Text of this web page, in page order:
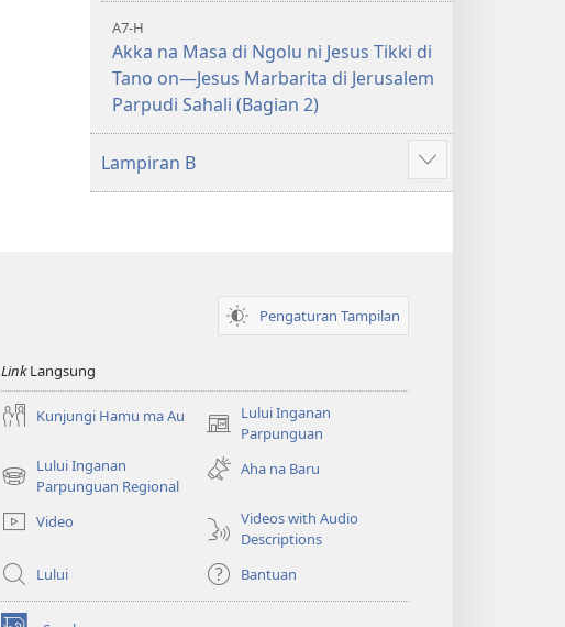
A7-H
Akka na Masa di Ngolu ni Jesus Tikki di
Tano on—Jesus Marbarita di Jerusalem
Parpudi Sahali (Bagian 2)
Lampiran B
Patudu
na
Pengaturan Tampilan
LinkLangsung
Kunjungi Hamu ma Au
Lului Inganan
Parpunguan
(opens
new
window)
Lului Inganan
Parpunguan Regional
(opens
window)
Aha na Baru
Video
Videos with Audio
Descriptions
Lului
Bantuan